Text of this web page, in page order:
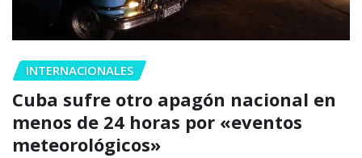
INTERNACIONALES
Cuba sufre otro apagón nacional en
menos de 24 horas por «eventos
meteorológicos»